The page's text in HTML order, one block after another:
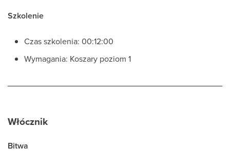
Szkolenie
Czas szkolenia: 00:12:00
Wymagania: Koszary poziom 1
Włócznik
Bitwa